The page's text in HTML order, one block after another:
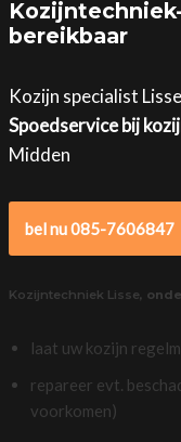
bereikbaar
Kozijn specialist
Spoedservice bij
Midden
bel nu 085-7606847
Kozijntechniek Lisse,
laat uw kozijn
repareer evt.
voorkomen)